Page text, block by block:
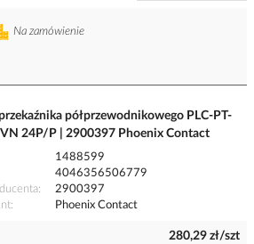
Na zamówienie
półprzewodnikowego PLC-PT-
24P/P | 2900397 Phoenix Contact
1488599
4046356506779
2900397
Phoenix Contact
280,29 zł/szt